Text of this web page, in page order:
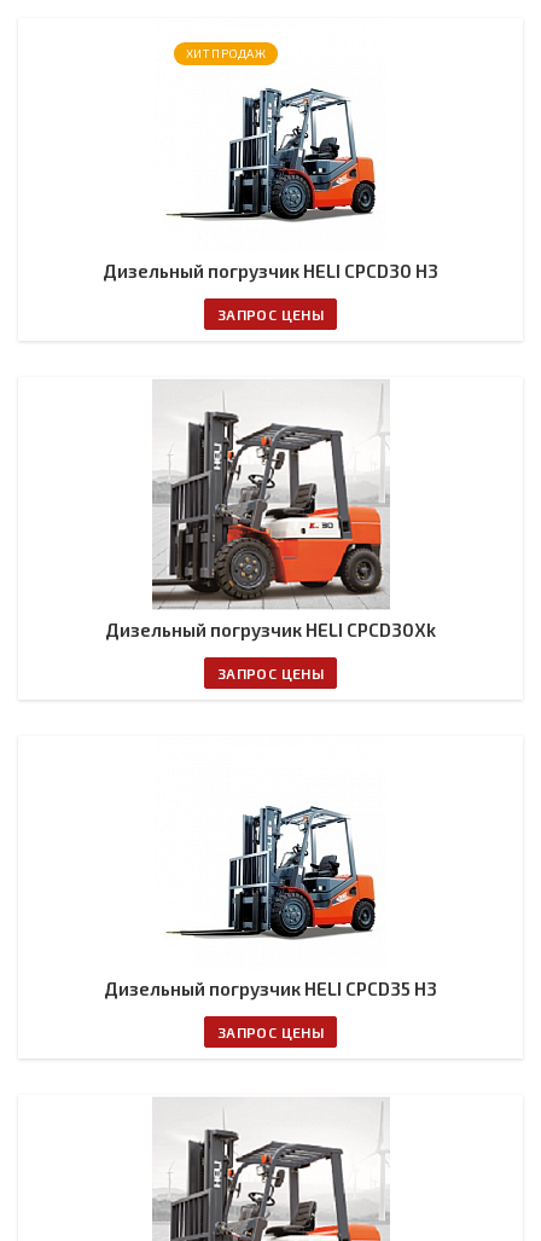
ХИТ ПРОДАЖ
Дизельный погрузчик HELI CPCD30 H3
ЗАПРОС ЦЕНЫ
Дизельный погрузчик HELI CPCD30Xk
ЗАПРОС ЦЕНЫ
Дизельный погрузчик HELI CPCD35 H3
ЗАПРОС ЦЕНЫ